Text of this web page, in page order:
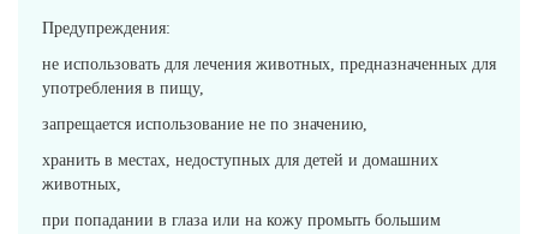
Предупреждения:
не использовать для лечения животных, предназначенных для
употребления в пищу,
запрещается использование не по значению,
хранить в местах, недоступных для детей и домашних
животных,
при попадании в глаза или на кожу промыть большим